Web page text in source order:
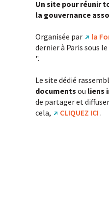
Un site pour réunir
la gouvernance
Organisée par la
dernier à Paris sous
".
Le site dédié
documentsou liens
de partager et
cela,
CLIQUEZ ICI .